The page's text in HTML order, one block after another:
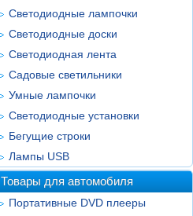
Светодиодные лампочки
Светодиодные доски
Светодиодная лента
Садовые светильники
Умные лампочки
Светодиодные установки
Бегущие строки
Лампы USB
Товары для автомобиля
Портативные DVD плееры